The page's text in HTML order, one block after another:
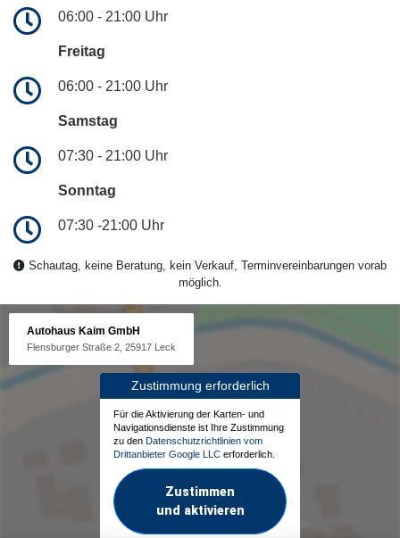
06:00 - 21:00 Uhr
Freitag
06:00 - 21:00 Uhr
Samstag
07:30 - 21:00 Uhr
Sonntag
07:30 -21:00 Uhr
Schautag, keine Beratung, kein Verkauf, Terminvereinbarungen vorab
möglich.
Autohaus Kaim GmbH
Flensburger Straße 2, 25917 Leck
Zustimmung erforderlich
Für die Aktivierung der Karten- und
Navigationsdienste ist Ihre Zustimmung
zu den Datenschutzrichtlinien vom
Drittanbieter Google LLC erforderlich.
Zustimmen
und aktivieren